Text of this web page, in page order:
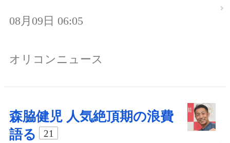
08月09日 06:05
オリコンニュース
森脇健児 人気絶頂期の浪費
語る
21